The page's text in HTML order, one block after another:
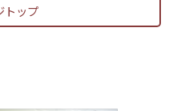
トップ